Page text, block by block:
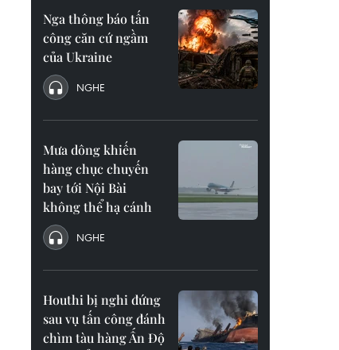
Nga thông báo tấn
công căn cứ ngầm
của Ukraine
NGHE
Mưa dông khiến
hàng chục chuyến
bay tới Nội Bài
không thể hạ cánh
NGHE
Houthi bị nghi đứng
sau vụ tấn công đánh
chìm tàu hàng Ấn Độ